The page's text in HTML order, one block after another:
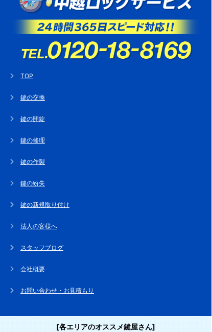
TOP
鍵の交換
鍵の開錠
鍵の修理
鍵の作製
鍵の紛失
鍵の新規取り付け
法人の客様へ
スタッフブログ
会社概要
お問い合わせ・お見積もり
[各エリアのオススメ鍵屋さん]